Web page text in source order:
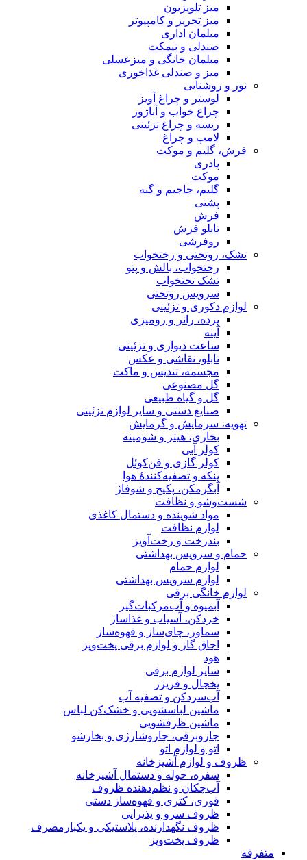
میز تلویزیون
میز تحریر و کامپیوتر
مبلمان اداری
صندلی و نیمکت
مبلمان خانگی و میزعسلی
میز و صندلی غذاخوری
نور و روشنایی
لوستر و چراغ آویز
چراغ خواب و آباژور
ریسه و چراغ تزئینی
لامپ و چراغ
فرش، گلیم و موکت
پادری
موکت
گلیم، جاجیم و گبه
پشتی
فرش
تابلو فرش
روفرشی
تشک، روتختی و رختخواب
رختخواب، بالش و پتو
تشک تختخواب
سرویس روتختی
لوازم دکوری و تزئینی
پرده، رانر و رومیزی
آینه
ساعت دیواری و تزئینی
تابلو، نقاشی و عکس
مجسمه، تندیس و ماکت
گل مصنوعی
گل و گیاه طبیعی
صنایع دستی و سایر لوازم تزئینی
تهویه، سرمایش و گرمایش
بخاری، هیتر و شومینه
کولر آبی
کولر گازی و فن‌کوئل
پنکه و تصفیه‌کنندهٔ هوا
آبگرمکن، پکیج و شوفاژ
شست‌وشو و نظافت
مواد شوینده و دستمال کاغذی
لوازم نظافت
بندرخت و رخت‌آویز
حمام و سرویس بهداشتی
لوازم حمام
لوازم سرویس بهداشتی
لوازم خانگی برقی
آبمیوه و آب‌مرکبات‌گیر
خردکن، آسیاب و غذاساز
سماور، چای‌ساز و قهوه‌ساز
اجاق گاز و لوازم برقی پخت‌وپز
هود
سایر لوازم برقی
یخچال و فریزر
آب‌سردکن و تصفیه آب
ماشین لباسشویی و خشک‌کن لباس
ماشین ظرفشویی
جاروبرقی، جاروشارژی و بخارشو
اتو و لوازم اتو
ظروف و لوازم آشپزخانه
سفره، حوله و دستمال آشپزخانه
آب‌چکان و نظم‌دهنده ظروف
قوری، کتری و قهوه‌ساز دستی
ظروف سرو و پذیرایی
ظروف نگهدارنده، پلاستیکی و یکبارمصرف
ظروف پخت‌وپز
متفرقه